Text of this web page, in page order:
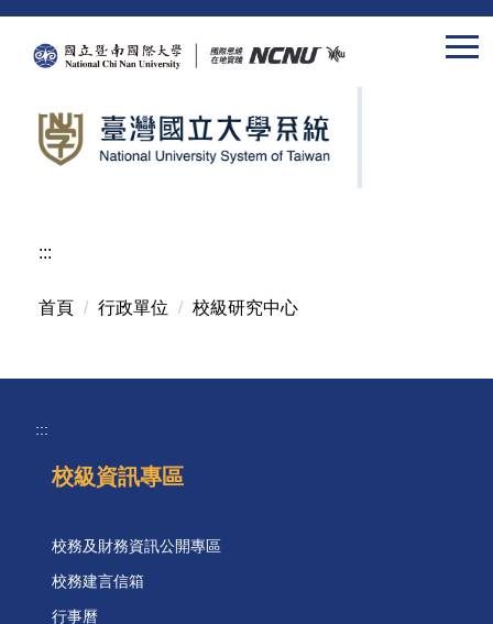
跳
:::
首頁 行政單位 校級研究中心
:::
校級資訊專區
校務及財務資訊公開專區
校務建言信箱
行事曆